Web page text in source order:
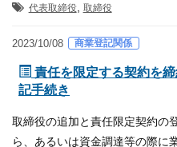
代表取締役, 取締役
2023/10/08 商業登記関係
責任を限定する契約を
記手続き
取締役の追加と責任限定契約の
ら、あるいは資金調達等の際に